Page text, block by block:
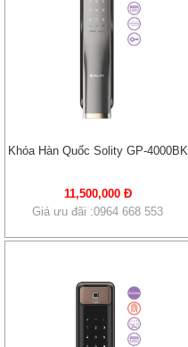
Khóa Hàn Quốc Solity GP-4000BK
11,500,000 Đ
Giá ưu đãi :0964 668 553